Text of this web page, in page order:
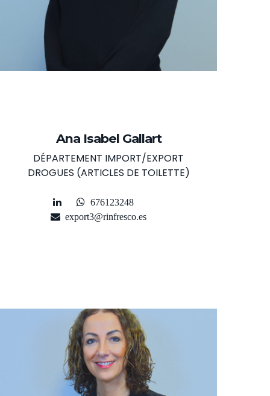
Ana Isabel Gallart
DÉPARTEMENT IMPORT/EXPORT
DROGUES (ARTICLES DE TOILETTE)
676123248
export3@rinfresco.es